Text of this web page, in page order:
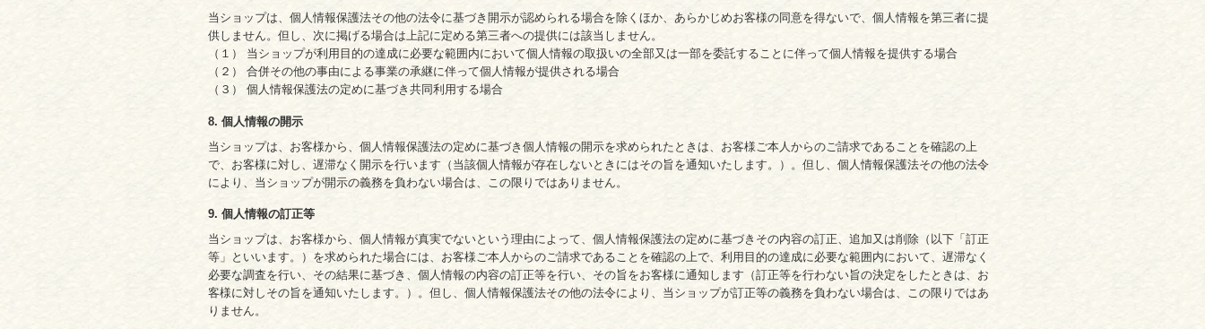
当ショップは、個人情報保護法その他の法令に基づき開示が認められる場合を除くほか、あらかじめお客様の同意を得ないで、個人情報を第三者に提
供しません。但し、次に掲げる場合は上記に定める第三者への提供には該当しません。
（１） 当ショップが利用目的の達成に必要な範囲内において個人情報の取扱いの全部又は一部を委託することに伴って個人情報を提供する場合
（２） 合併その他の事由による事業の承継に伴って個人情報が提供される場合
（３） 個人情報保護法の定めに基づき共同利用する場合
8. 個人情報の開示
当ショップは、お客様から、個人情報保護法の定めに基づき個人情報の開示を求められたときは、お客様ご本人からのご請求であることを確認の上
で、お客様に対し、遅滞なく開示を行います（当該個人情報が存在しないときにはその旨を通知いたします。）。但し、個人情報保護法その他の法令
により、当ショップが開示の義務を負わない場合は、この限りではありません。
9. 個人情報の訂正等
当ショップは、お客様から、個人情報が真実でないという理由によって、個人情報保護法の定めに基づきその内容の訂正、追加又は削除（以下「訂正
等」といいます。）を求められた場合には、お客様ご本人からのご請求であることを確認の上で、利用目的の達成に必要な範囲内において、遅滞なく
必要な調査を行い、その結果に基づき、個人情報の内容の訂正等を行い、その旨をお客様に通知します（訂正等を行わない旨の決定をしたときは、お
客様に対しその旨を通知いたします。）。但し、個人情報保護法その他の法令により、当ショップが訂正等の義務を負わない場合は、この限りではあ
りません。